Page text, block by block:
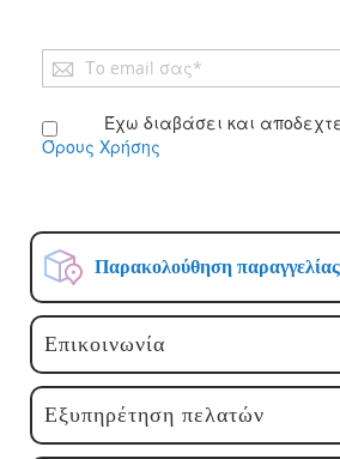
Παρακολούθηση παραγγελίας
Επικοινωνία
Εξυπηρέτηση πελατών
Εγγραφή
στο
Δελτίο: Έχω διαβάσει και
Όρους Χρήσης